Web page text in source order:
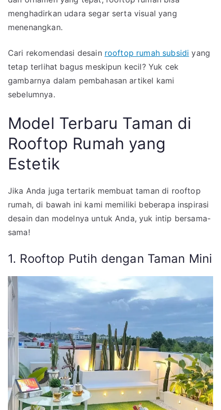
menghadirkan udara segar serta visual yang
menenangkan.
Cari rekomendasi desain rooftop rumah subsidi yang
tetap terlihat bagus meskipun kecil? Yuk cek
gambarnya dalam pembahasan artikel kami
sebelumnya.
Model Terbaru Taman di
Rooftop Rumah yang
Estetik
Jika Anda juga tertarik membuat taman di rooftop
rumah, di bawah ini kami memiliki beberapa inspirasi
desain dan modelnya untuk Anda, yuk intip bersama-
sama!
1. Rooftop Putih dengan Taman Mini